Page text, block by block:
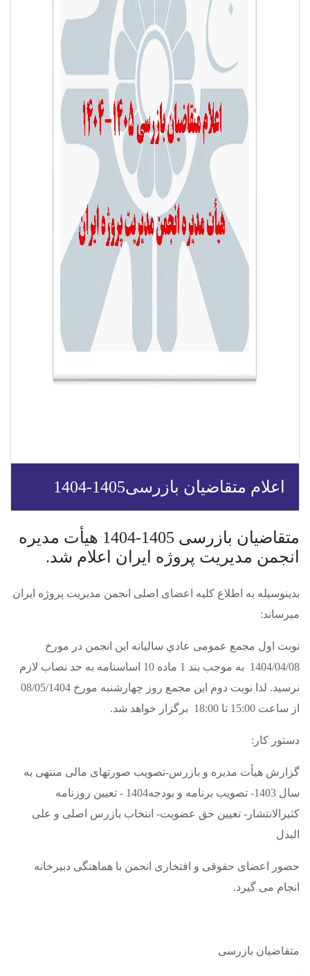
اعلام متقاضیان بازرسی1405-1404
متقاضیان بازرسی 1405-1404 هیأت مدیره
انجمن مدیریت پروژه ایران اعلام شد.
بدینوسیله به اطلاع کلیه اعضای اصلی انجمن مدیریت پروژه ایران
می­رساند:
نوبت اول مجمع عمومی عادي سالیانه این انجمن در مورخ
1404/04/08 به موجب بند 1 ماده 10 اساسنامه به حد نصاب لازم
نرسید. لذا نوبت دوم این مجمع روز چهارشنبه مورخ 08/05/1404
از ساعت 15:00 تا 18:00 برگزار خواهد شد.
دستور کار:
گزارش هیأت مدیره و بازرس-تصویب صورتهای مالی منتهی به
سال 1403- تصویب برنامه و بودجه1404 - تعیین روزنامه
کثیرالانتشار- تعیین حق عضویت- انتخاب بازرس اصلی و علی
البدل
حضور اعضای حقوقی و افتخاری انجمن با هماهنگی دبیرخانه
انجام می گیرد.
متقاضیان بازرسی